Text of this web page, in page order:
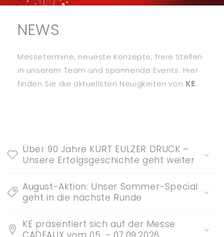
NEWS
Messetermine, neueste Konzepte, freie Stellen
in unserem Team und spannende Events. Hier
finden Sie die aktuellsten Neuigkeiten von KE.
n
a
b
Über 90 Jahre KURT EULZER DRUCK –
Unsere Erfolgsgeschichte geht weiter
August-Aktion: Unser Sommer-Special
geht in die nächste Runde
KE präsentiert sich auf der Messe